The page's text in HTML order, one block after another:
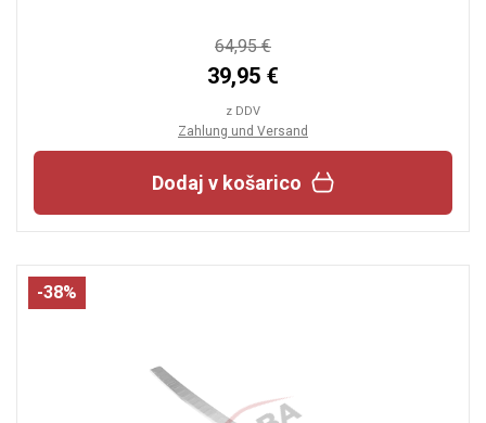
64,95 €
39,95 €
z DDV
Zahlung und Versand
Dodaj v košarico
-38%